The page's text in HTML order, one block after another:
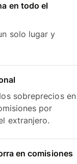
en todo el
solo lugar y
sobreprecios en
por
extranjero.
en comisiones